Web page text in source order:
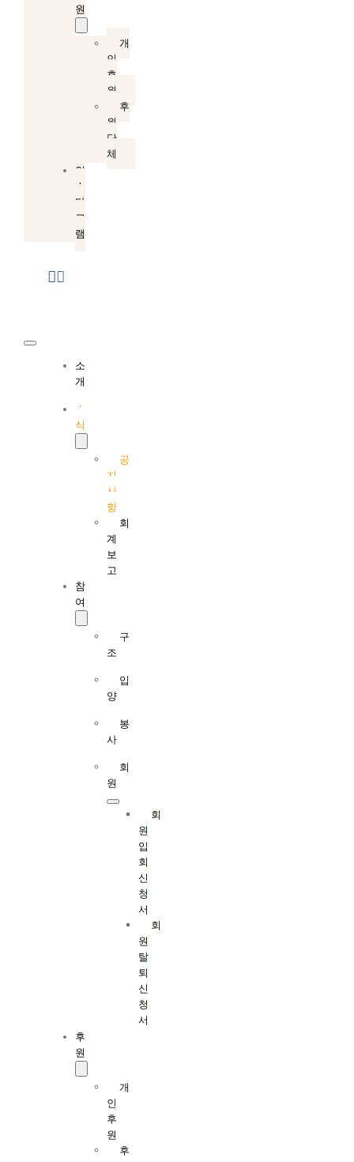
원
개
인
후
원
후
원
단
체
인
스
타
그
램
Toggle
Navigation
소
개
소
식
공
지
사
항
회
계
보
고
참
여
구
조
입
양
봉
사
회
원
회
원
입
회
신
청
서
회
원
탈
퇴
신
청
서
후
원
개
인
후
원
후